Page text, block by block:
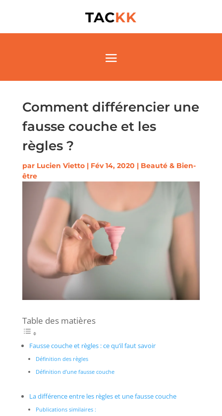
TACKK
Comment différencier une
fausse couche et les
règles ?
par Lucien Vietto| Fév 14, 2020 | Beauté & Bien-
être
Table des matières
Fausse couche et règles : ce qu’il faut savoir
Définition des règles
Définition d’une fausse couche
La différence entre les règles et une fausse couche
Publications similaires :